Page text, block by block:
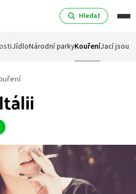
Hledat
JídloNárodní parkyKouřeníJací jsou